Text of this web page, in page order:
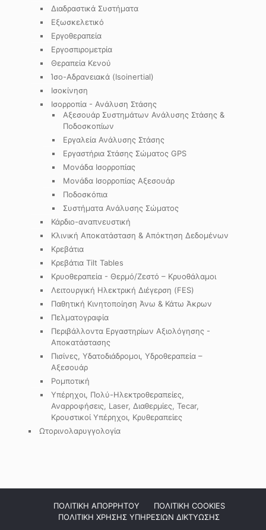
Διαδραστικά Συστήματα
Εξωσκελετικό
Εργοθεραπεία
Εργοσπιρομετρία
Θεραπεία Κενού
Ίσο-Αδρανειακά (Isoinertial)
Ισοκίνηση
Ισορροπία - Ανάλυση Στάσης
Αξεσουάρ Συστημάτων Ανάλυσης Στάσης &
Ποδοσκοπίων
Εργαλεία Ανάλυσης Στάσης
Εργαστήρια Στάσης Σώματος GPS
Μονάδα Ισορροπίας
Μονάδα Ισορροπίας Αξεσουάρ
Ποδοσκόπια
Συστήματα Ανάλυσης Σώματος
Κάρδιο-αναπνευστική
Κλινική Αποκατάσταση & Απόκτηση Δεδομένων
Κρεβάτια
Κρεβάτια Tilt Tables
Κρυοθεραπεία - Θερμό/Ζεστό – Κρυοθάλαμοι
Λειτουργική Ηλεκτρική Διέγερση (FES)
Παθητική Κινητοποίηση Άνω & Κάτω Άκρων
Πελματογραφία
Περιβάλλοντα Εργαστηρίων Αξιολόγησης -
Αποκατάστασης
Πισίνες, Υδατοδιάδρομοι, Υδροθεραπεία –
Αξεσουάρ
Ρομποτική
Υπέρηχοι, Πολύ-Ηλεκτροθεραπείες,
Αναρροφήσεις, Laser, Διαθερμίες, Tecar,
Κρουστικοί Υπέρηχοι, Κρυθεραπείες
Ωτορινολαρυγγολογία
ΠΟΛΙΤΙΚΗ ΑΠΟΡΡΗΤΟΥ
ΠΟΛΙΤΙΚΗ COOKIES
ΠΟΛΙΤΙΚΗ ΧΡΗΣΗΣ ΥΠΗΡΕΣΙΩΝ ΔΙΚΤΥΩΣΗΣ